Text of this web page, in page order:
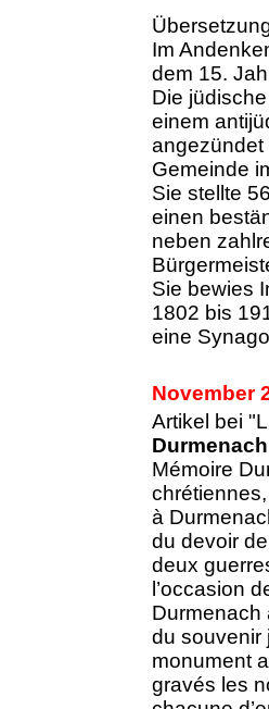
Im
dem 15.
Die
einem
angezündet
Gemeinde
Sie stellte
einen
neben
Sie bewies
1802 bis
eine
November
Artikel bei
Mémoire
à
du devoir
deux
l’occasion
Durmenach
du souvenir
monument
gravés les